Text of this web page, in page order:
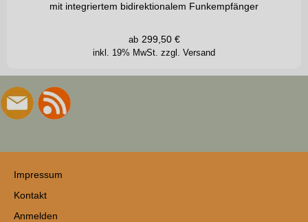
mit integriertem bidirektionalem Funkempfänger
inkl. 19% MwSt. zzgl. Versand
ab 299,50€
Impressum
Kontakt
Anmelden